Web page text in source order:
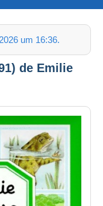
um 16:36.
de Emilie